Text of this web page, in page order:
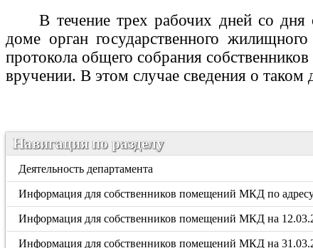
В течение трех рабочих дней со
доме орган государственного
протокола общего собрания
вручении. В этом случае сведения о таком
Навигация по разделу
Деятельность департамента
Информация для собственников помещений МКД по
Информация для собственников помещений МКД на
Информация для собственников помещений МКД на